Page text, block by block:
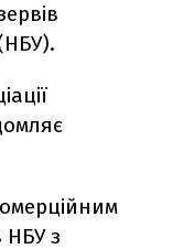
НБУ з